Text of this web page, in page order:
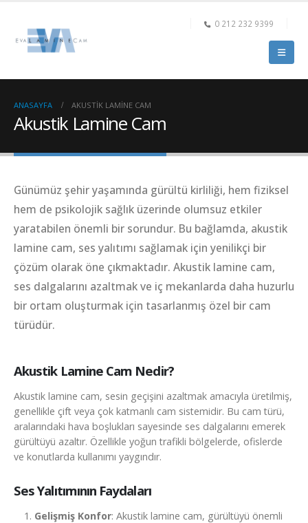
0 212 232 9399
ANASAYFA AKUSTIK LAMINE CAM
Akustik Lamine Cam
Günümüz şehir yaşamında gürültü kirliliği, hem fiziksel
hem de psikolojik sağlık üzerinde olumsuz etkiler
yaratabilen önemli bir sorundur. Bu bağlamda, akustik
lamine cam, ses yalıtımı sağlamak için yenilikçi bir
çözüm olarak öne çıkmaktadır. Akustik lamine cam,
ses dalgalarını azaltmak ve iç mekanlarda daha huzurlu
bir ortam oluşturmak için tasarlanmış özel bir cam
türüdür.
Akustik Lamine Cam Nedir?
Akustik lamine cam, sesin geçişini azaltmak amacıyla üretilmiş,
genellikle çift veya çok katmanlı cam sistemidir. Bu cam türü,
aralarındaki hava boşlukları sayesinde ses dalgalarını emerek
gürültüyü azaltır. Özellikle yoğun trafikli bölgelerde, ofislerde
ve konutlarda kullanımı yaygındır.
Ses Yalıtımının Faydaları
Gelişmiş Konfor: Akustik lamine cam, gürültüyü önemli